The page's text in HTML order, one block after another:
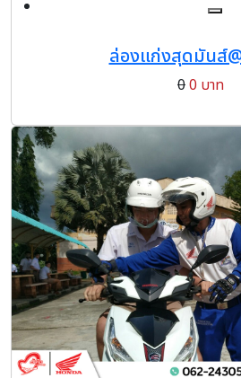
ล่องแก่งสุดมันส์
00 บาท